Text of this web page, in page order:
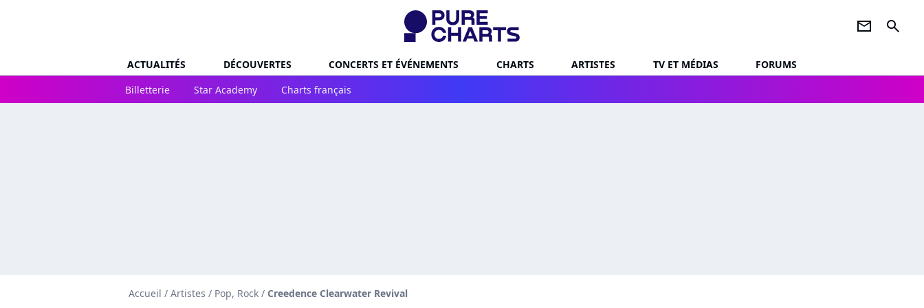
newsletter search
ACTUALITÉS DÉCOUVERTES CONCERTS ET ÉVÉNEMENTS CHARTS ARTISTES TV ET MÉDIAS
FORUMS
Billetterie
Star Academy Charts français
Accueil / Artistes / Pop, Rock / Creedence Clearwater Revival